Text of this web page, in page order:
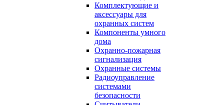
Комплектующие и
аксессуары для
охранных систем
Компоненты умного
дома
Охранно-пожарная
сигнализация
Охранные системы
Радиоуправление
системами
безопасности